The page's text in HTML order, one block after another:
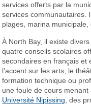
services offerts par la
services communautaires.
plages, marina municipale,
À North Bay, il existe
quatre conseils scolaires
secondaires en français et
l’accent sur les arts, le
formation technique ou
une foule de cours menant
Université Nipissing , des